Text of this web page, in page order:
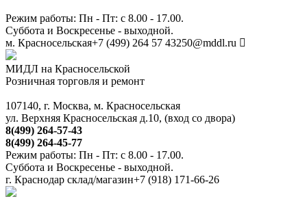
Режим работы: Пн - Пт: с 8.00 - 17.00.
Суббота и Воскресенье - выходной.
м. Красносельская+7 (499) 264 57 43250@mddl.ru
МИДЛ на Красносельской
Розничная торговля и ремонт
107140, г. Москва, м. Красносельская
ул. Верхняя Красносельская д.10, (вход со двора)
8(499) 264-57-43
8(499) 264-45-77
Режим работы: Пн - Пт: с 8.00 - 17.00.
Суббота и Воскресенье - выходной.
г. Краснодар склад/магазин+7 (918) 171-66-26